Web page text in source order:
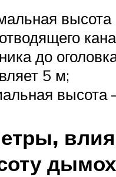
высота
до
5 м;
высота